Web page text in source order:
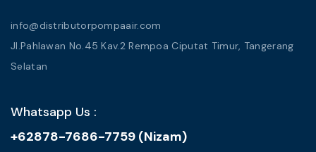
info@distributorpompaair.com
Jl.Pahlawan No.45 Kav.2 Rempoa Ciputat Timur, Tangerang
Selatan
Whatsapp Us :
+62878-7686-7759 (Nizam)